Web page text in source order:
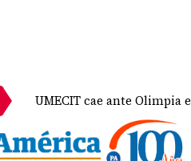
UMECIT cae ante Olimpia en la